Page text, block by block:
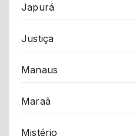
Japurá
Justiça
Manaus
Maraã
Mistério